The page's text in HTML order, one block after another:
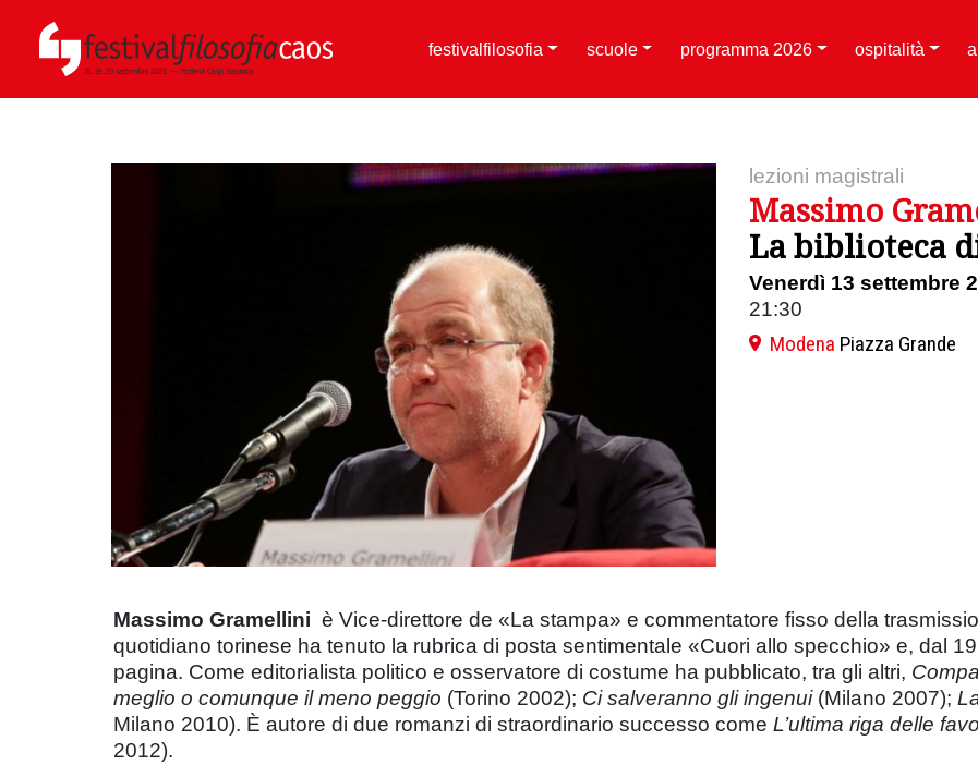
festivalfilosofia scuole programma 2026 ospitalità
lezioni magistrali
Massimo
La biblioteca
Venerdì 13 settembre
21:30
Modena Piazza Grande
Massimo Gramellini è Vice-direttore de «La stampa» e commentatore fisso della
quotidiano torinese ha tenuto la rubrica di posta sentimentale «Cuori allo specchio» e, dal
pagina. Come editorialista politico e osservatore di costume ha pubblicato, tra gli altri,
meglio o comunque il meno peggio (Torino 2002); Ci salveranno gli ingenui(Milano 2007);
Milano 2010). È autore di due romanzi di straordinario successo come L’ultima riga delle
2012).